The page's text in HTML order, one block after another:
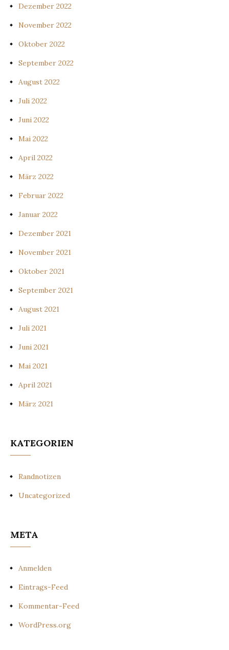
Dezember 2022
November 2022
Oktober 2022
September 2022
August 2022
Juli 2022
Juni 2022
Mai 2022
April 2022
März 2022
Februar 2022
Januar 2022
Dezember 2021
November 2021
Oktober 2021
September 2021
August 2021
Juli 2021
Juni 2021
Mai 2021
April 2021
März 2021
KATEGORIEN
Randnotizen
Uncategorized
META
Anmelden
Eintrags-Feed
Kommentar-Feed
WordPress.org